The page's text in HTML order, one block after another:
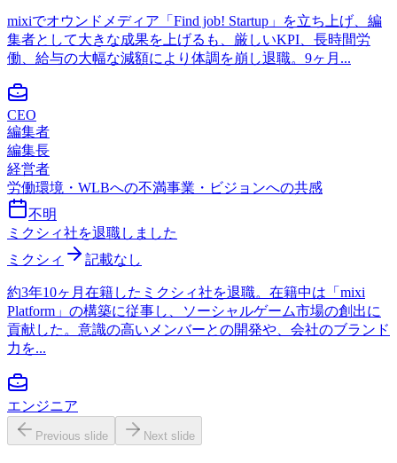
mixiでオウンドメディア「Find job! Startup」を立ち上げ、編
集者として大きな成果を上げるも、厳しいKPI、長時間労
働、給与の大幅な減額により体調を崩し退職。9ヶ月...
CEO
編集者
編集長
経営者
労働環境・WLBへの不満事業・ビジョンへの共感
不明
ミクシィ社を退職しました
ミクシィ
記載なし
約3年10ヶ月在籍したミクシィ社を退職。在籍中は「mixi
Platform」の構築に従事し、ソーシャルゲーム市場の創出に
貢献した。意識の高いメンバーとの開発や、会社のブランド
力を...
エンジニア
Previous slide Next slide